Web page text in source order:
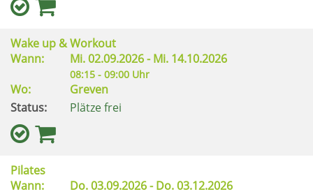
Wake up & Workout
Wann:
Mi.02.09.2026 -Mi. 14.10.2026
08:15 - 09:00 Uhr
Wo:
Greven
Status:
Plätze frei
Pilates
Wann:
Do.03.09.2026 -Do.03.12.2026